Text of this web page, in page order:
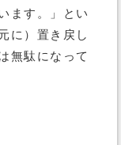
ます。」とい
に）置き戻し
無駄になって